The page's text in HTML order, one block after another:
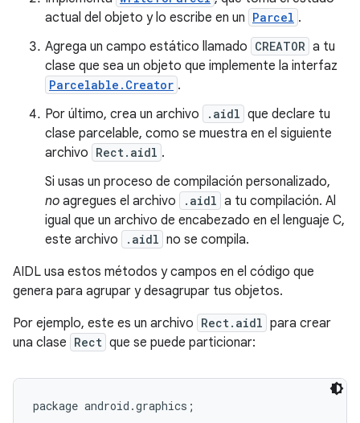
actual del objeto y lo escribe en un Parcel .
Agrega un campo estático llamado CREATOR a tu
clase que sea un objeto que implemente la interfaz
Parcelable.Creator .
Por último, crea un archivo
.aidl que declare tu
clase parcelable, como se muestra en el siguiente
archivo Rect.aidl .
Si usas un proceso de compilación personalizado,
no agregues el archivo .aidl a tu compilación. Al
igual que un archivo de encabezado en el lenguaje C,
este archivo
.aidl no se compila.
AIDL usa estos métodos y campos en el código que
genera para agrupar y desagrupar tus objetos.
Por ejemplo, este es un archivo Rect.aidl para crear
una clase Rect que se puede particionar:
package android.graphics;